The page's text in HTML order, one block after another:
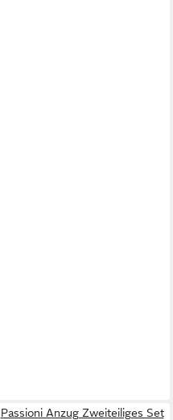
Passioni Anzug Zweiteiliges Set